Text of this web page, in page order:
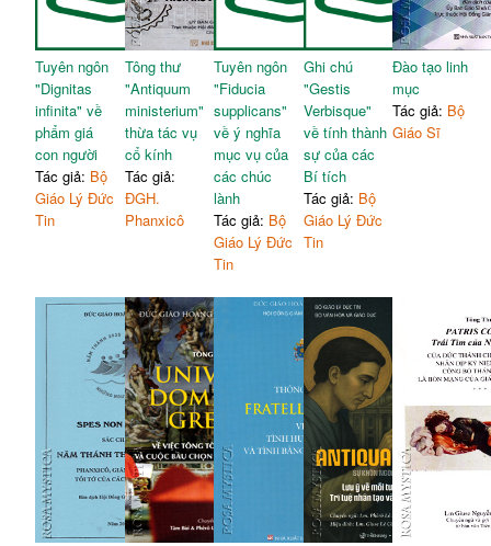
Tuyên ngôn
"Dignitas
infinita" về
phẩm giá
con người
Tác giả: Bộ
Giáo Lý Đức
Tin
Tông thư
"Antiquum
ministerium"
thừa tác vụ
cổ kính
Tác giả:
ĐGH.
Phanxicô
Tuyên ngôn
"Fiducia
supplicans"
về ý nghĩa
mục vụ của
các chúc
lành
Tác giả: Bộ
Giáo Lý Đức
Tin
Ghi chú
"Gestis
Verbisque"
về tính thành
sự của các
Bí tích
Tác giả: Bộ
Giáo Lý Đức
Tin
Đào tạo linh
mục
Tác giả: Bộ
Giáo Sĩ